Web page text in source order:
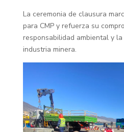
La ceremonia de clausura
para CMP y refuerza su
responsabilidad ambiental y
industria minera.